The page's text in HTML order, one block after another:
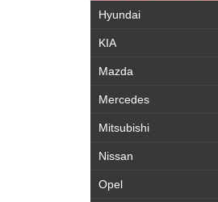
Hyundai
KIA
Mazda
Mercedes
Mitsubishi
Nissan
Opel